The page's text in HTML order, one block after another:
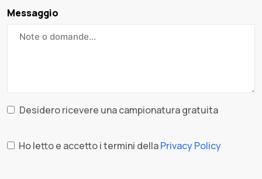
Messaggio
Desidero ricevere una campionatura gratuita
Ho letto e accetto i termini dellaPrivacy Policy